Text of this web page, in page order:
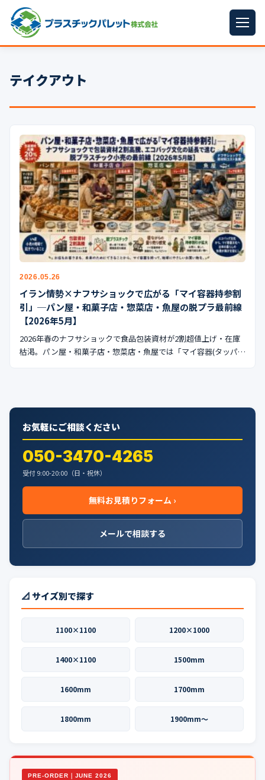
パレットサイズ
プラパレット ▼
コンテナ ▼
中古パレット
再生原料 ▼
梱包資材
イラン情勢まとめ
公式ブログ
会社案内
🇺🇸🇰🇷🇹🇼🇻🇳
テイクアウト
2026.05.26
イラン情勢×ナフサショックで広がる「マイ容器持参割
引」─パン屋・和菓子店・惣菜店・魚屋の脱プラ最前線
【2026年5月】
2026年春のナフサショックで食品包装資材が2割超値上げ・在庫
枯渇。パン屋・和菓子店・惣菜店・魚屋では「マイ容器(タッパ…
お気軽にご相談ください
050-3470-4265
受付 9:00-20:00（日・祝休）
無料お見積りフォーム ›
メールで相談する
📐 サイズ別で探す
1100×1100 1200×1000
1400×1100 1500mm
1600mm 1700mm
1800mm 1900mm〜
PRE-ORDER｜JUNE 2026